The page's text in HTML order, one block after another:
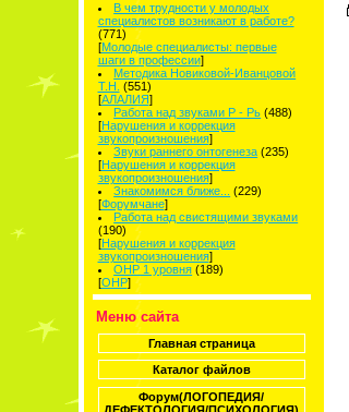
В чем трудности у молодых
специалистов возникают в работе?
(771)
[Молодые специалисты: первые
шаги в профессии]
Методика Новиковой-Иванцовой
Т.Н. (551)
[АЛАЛИЯ]
Работа над звуками Р - Рь (488)
[Нарушения и коррекция
звукопроизношения]
Звуки раннего онтогенеза (235)
[Нарушения и коррекция
звукопроизношения]
Знакомимся ближе...
(229)
[Форумчане]
Работа над свистящими звуками
(190)
[Нарушения и коррекция
звукопроизношения]
ОНР 1 уровня (189)
[ОНР]
Меню сайта
Главная страница
Каталог файлов
Форум(ЛОГОПЕДИЯ/